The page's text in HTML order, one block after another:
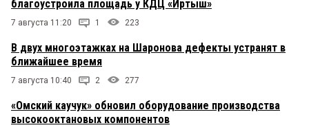
благоустроила площадь у КДЦ «Иртыш»
7 августа 11:20 1 223
В двух многоэтажках на Шаронова дефекты устранят в
ближайшее время
7 августа 10:40 2 277
«Омский каучук» обновил оборудование производства
высокооктановых компонентов